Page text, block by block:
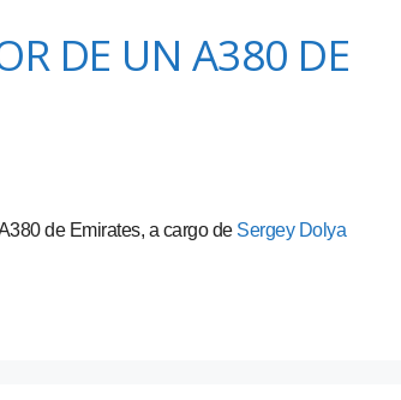
DE UN A380 DE
de Emirates, a cargo de Sergey Dolya